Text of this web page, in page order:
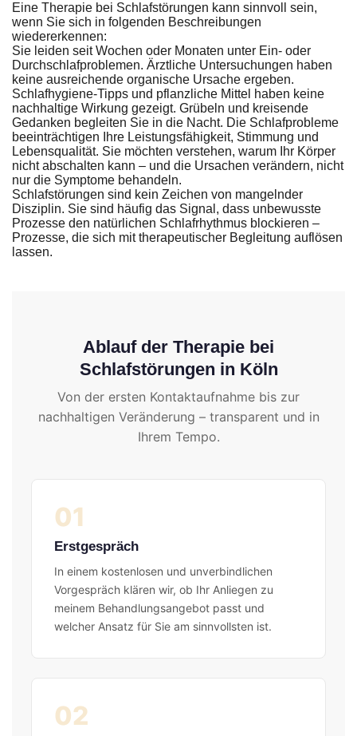
Eine Therapie bei Schlafstörungen kann sinnvoll sein,
wenn Sie sich in folgenden Beschreibungen
wiedererkennen:
Sie leiden seit Wochen oder Monaten unter Ein- oder
Durchschlafproblemen. Ärztliche Untersuchungen haben
keine ausreichende organische Ursache ergeben.
Schlafhygiene-Tipps und pflanzliche Mittel haben keine
nachhaltige Wirkung gezeigt. Grübeln und kreisende
Gedanken begleiten Sie in die Nacht. Die Schlafprobleme
beeinträchtigen Ihre Leistungsfähigkeit, Stimmung und
Lebensqualität. Sie möchten verstehen, warum Ihr Körper
nicht abschalten kann – und die Ursachen verändern, nicht
nur die Symptome behandeln.
Schlafstörungen sind kein Zeichen von mangelnder
Disziplin. Sie sind häufig das Signal, dass unbewusste
Prozesse den natürlichen Schlafrhythmus blockieren –
Prozesse, die sich mit therapeutischer Begleitung auflösen
lassen.
Ablauf der Therapie bei
Schlafstörungen in Köln
Von der ersten Kontaktaufnahme bis zur
nachhaltigen Veränderung – transparent und in
Ihrem Tempo.
01
Erstgespräch
In einem kostenlosen und unverbindlichen
Vorgespräch klären wir, ob Ihr Anliegen zu
meinem Behandlungsangebot passt und
welcher Ansatz für Sie am sinnvollsten ist.
02